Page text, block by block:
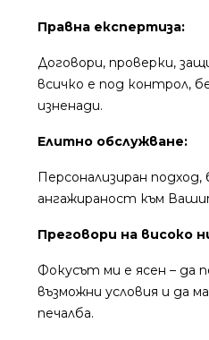
Правна експертиза:
Договори, проверки,
всичко е под контрол,
изненади.
Елитно обслужване:
Персонализиран подход,
ангажираност към
Преговори на високо
Фокусът ми е ясен – да
възможни условия и да
печалба.